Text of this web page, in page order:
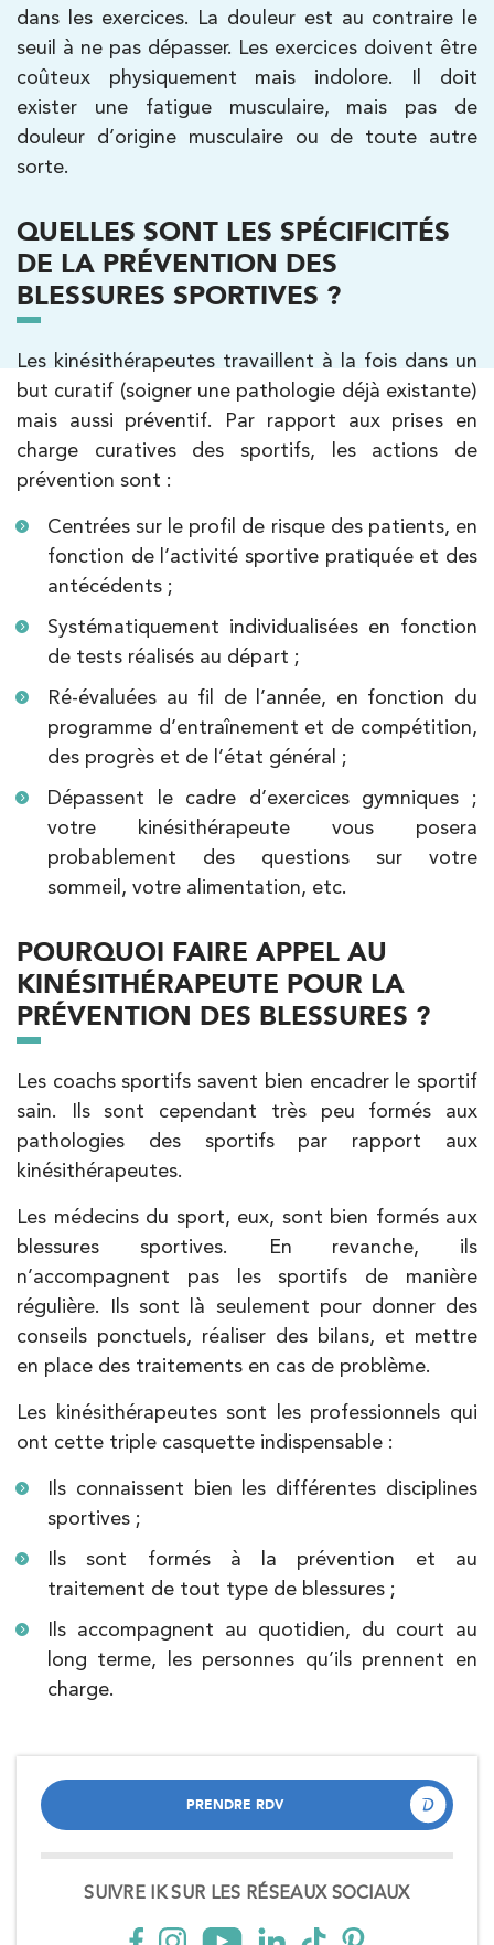
PRENDRE RDV
SUIVRE IK SUR LES RÉSEAUX SOCIAUX
dans les exercices. La douleur est au contraire le
seuil à ne pas dépasser. Les exercices doivent être
coûteux physiquement mais indolore. Il doit
exister une fatigue musculaire, mais pas de
douleur d’origine musculaire ou de toute autre
sorte.
QUELLES SONT LES SPÉCIFICITÉS
DE LA PRÉVENTION DES
BLESSURES SPORTIVES ?
Les kinésithérapeutes travaillent à la fois dans un
but curatif (soigner une pathologie déjà existante)
mais aussi préventif. Par rapport aux prises en
charge curatives des sportifs, les actions de
prévention sont :
Centrées sur le profil de risque des patients, en
fonction de l’activité sportive pratiquée et des
antécédents ;
Systématiquement individualisées en fonction
de tests réalisés au départ ;
Ré-évaluées au fil de l’année, en fonction du
programme d’entraînement et de compétition,
des progrès et de l’état général ;
Dépassent le cadre d’exercices gymniques ;
votre kinésithérapeute vous posera
probablement des questions sur votre
sommeil, votre alimentation, etc.
POURQUOI FAIRE APPEL AU
KINÉSITHÉRAPEUTE POUR LA
PRÉVENTION DES BLESSURES ?
Les coachs sportifs savent bien encadrer le sportif
sain. Ils sont cependant très peu formés aux
pathologies des sportifs par rapport aux
kinésithérapeutes.
Les médecins du sport, eux, sont bien formés aux
blessures sportives. En revanche, ils
n’accompagnent pas les sportifs de manière
régulière. Ils sont là seulement pour donner des
conseils ponctuels, réaliser des bilans, et mettre
en place des traitements en cas de problème.
Les kinésithérapeutes sont les professionnels qui
ont cette triple casquette indispensable :
Ils connaissent bien les différentes disciplines
sportives ;
Ils sont formés à la prévention et au
traitement de tout type de blessures ;
Ils accompagnent au quotidien, du court au
long terme, les personnes qu’ils prennent en
charge.